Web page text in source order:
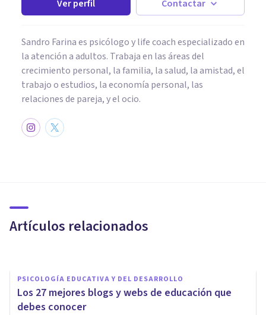
Ver perfil Contactar
Sandro Farina es psicólogo y life coach especializado en
la atención a adultos. Trabaja en las áreas del
crecimiento personal, la familia, la salud, la amistad, el
trabajo o estudios, la economía personal, las
relaciones de pareja, y el ocio.
Artículos relacionados
expansión
PSICOLOGÍA EDUCATIVA Y DEL DESARROLLO
Los 27 mejores blogs y webs de educación que
debes conocer